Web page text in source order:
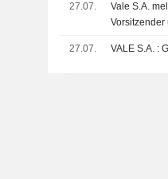
27.07.
Vale S.A.
Vorsitzender
27.07.